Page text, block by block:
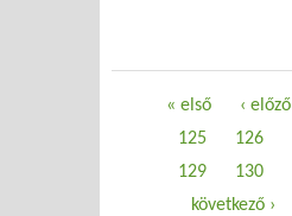
Oldalak« első ‹ előző
125
126
129
130
következő ›